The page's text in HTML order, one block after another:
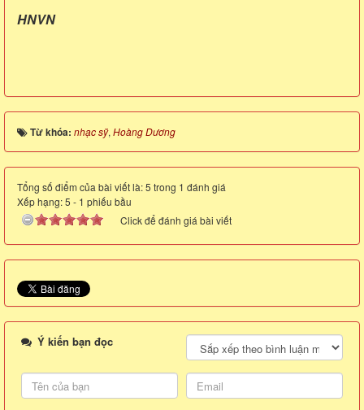
HNVN
Từ khóa: nhạc sỹ, Hoàng Dương
Tổng số điểm của bài viết là: 5 trong 1 đánh giá
Xếp hạng:5 - 1 phiếu bầu
Click để đánh giá bài viết
Ý kiến bạn đọc